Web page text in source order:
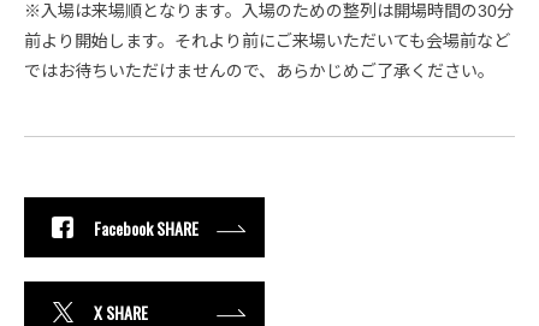
※入場は来場順となります。入場のための整列は開場時間の30分
前より開始します。それより前にご来場いただいても会場前など
ではお待ちいただけませんので、あらかじめご了承ください。
Facebook SHARE
X SHARE